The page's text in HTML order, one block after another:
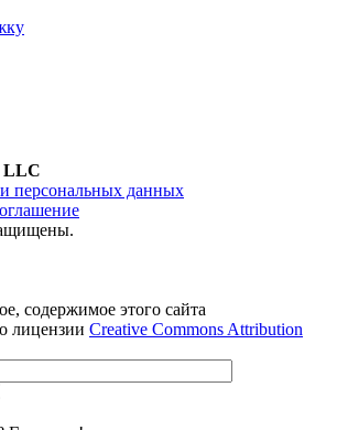
LLC
персональных данных
содержимое этого сайта
лицензии Creative Commons Attribution